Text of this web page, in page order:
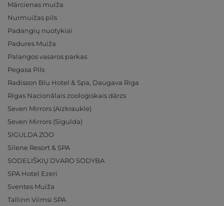
Mārcienas muiža
Nurmuižas pils
Padangių nuotykiai
Padures Muiža
Palangos vasaros parkas
Pegasa Pils
Radisson Blu Hotel & Spa, Daugava Riga
Rīgas Nacionālais zooloģiskais dārzs
Seven Mirrors (Aizkraukle)
Seven Mirrors (Sigulda)
SIGULDA ZOO
Silene Resort & SPA
SODELIŠKIŲ DVARO SODYBA
SPA Hotel Ezeri
Sventes Muiža
Tallinn Viimsi SPA